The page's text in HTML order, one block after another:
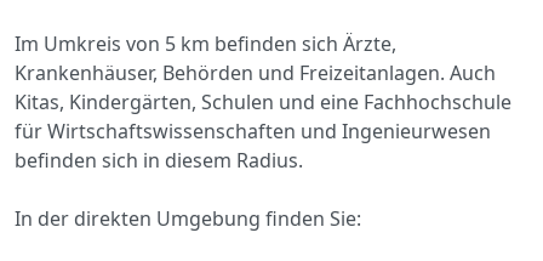
Im Umkreis von 5 km befinden sich Ärzte,
Krankenhäuser, Behörden und Freizeitanlagen. Auch
Kitas, Kindergärten, Schulen und eine Fachhochschule
für Wirtschaftswissenschaften und Ingenieurwesen
befinden sich in diesem Radius.
In der direkten Umgebung finden Sie: